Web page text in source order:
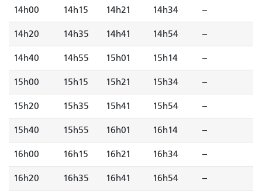
14h00 14h15 14h21 14h34 --
14h20 14h35 14h41 14h54 --
14h40 14h55 15h01 15h14 --
15h00 15h15 15h21 15h34 --
15h20 15h35 15h41 15h54 --
15h40 15h55 16h01 16h14 --
16h00 16h15 16h21 16h34 --
16h20 16h35 16h41 16h54 --